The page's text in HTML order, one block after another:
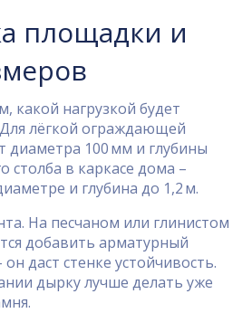
площадки и
какой нагрузкой будет
Для лёгкой ограждающей
диаметра 100 мм и глубины
столба в каркасе дома –
и глубина до 1,2 м.
На песчаном или глинистом
добавить арматурный
даст стенке устойчивость.
дырку лучше делать уже